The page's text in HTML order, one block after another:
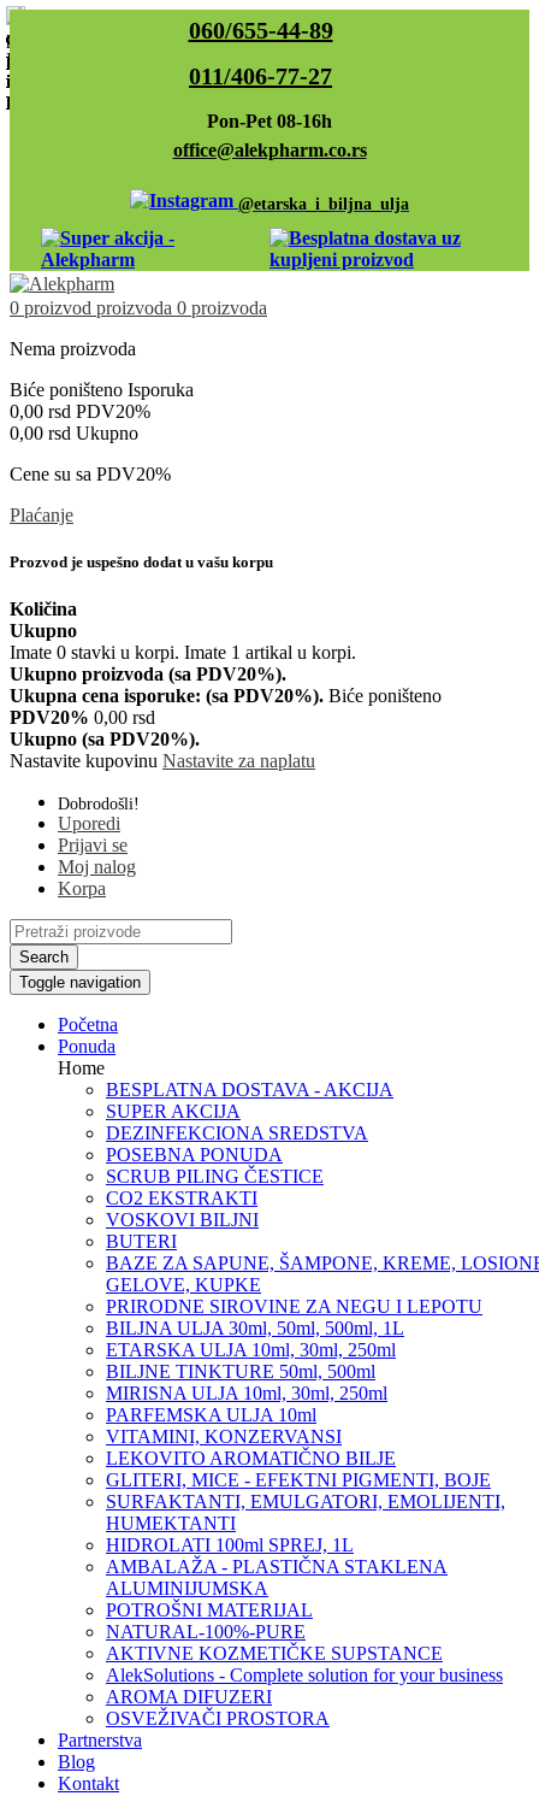
060/655-44-89
011/406-77-27
Pon-Pet 08-16h
office@alekpharm.co.rs
@etarska_i_biljna_ulja
0 proizvod proizvoda 0 proizvoda
Nema proizvoda
Biće poništeno Isporuka
0,00 rsd PDV20%
0,00 rsd Ukupno
Cene su sa PDV20%
Plaćanje
Prozvod je uspešno dodat u vašu korpu
Količina
Ukupno
Imate 0 stavki u korpi. Imate 1 artikal u korpi.
Ukupno proizvoda (sa PDV20%).
Ukupna cena isporuke: (sa PDV20%). Biće poništeno
PDV20% 0,00 rsd
Ukupno (sa PDV20%).
Nastavite kupovinu Nastavite za naplatu
Dobrodošli!
Uporedi
Prijavi se
Moj nalog
Korpa
Search
Toggle navigation
Početna
Ponuda
Home
BESPLATNA DOSTAVA - AKCIJA
SUPER AKCIJA
DEZINFEKCIONA SREDSTVA
POSEBNA PONUDA
SCRUB PILING ČESTICE
CO2 EKSTRAKTI
VOSKOVI BILJNI
BUTERI
BAZE ZA SAPUNE, ŠAMPONE, KREME,
GELOVE, KUPKE
PRIRODNE SIROVINE ZA NEGU I LEPOTU
BILJNA ULJA 30ml, 50ml, 500ml, 1L
ETARSKA ULJA 10ml, 30ml, 250ml
BILJNE TINKTURE 50ml, 500ml
MIRISNA ULJA 10ml, 30ml, 250ml
PARFEMSKA ULJA 10ml
VITAMINI, KONZERVANSI
LEKOVITO AROMATIČNO BILJE
GLITERI, MICE - EFEKTNI PIGMENTI, BOJE
SURFAKTANTI, EMULGATORI, EMOLIJENTI,
HUMEKTANTI
HIDROLATI 100ml SPREJ, 1L
AMBALAŽA - PLASTIČNA STAKLENA
ALUMINIJUMSKA
POTROŠNI MATERIJAL
NATURAL-100%-PURE
AKTIVNE KOZMETIČKE SUPSTANCE
AlekSolutions - Complete solution for your business
AROMA DIFUZERI
OSVEŽIVAČI PROSTORA
Partnerstva
Blog
Kontakt